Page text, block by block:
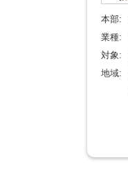
本部:
業種:
対象:
地域: